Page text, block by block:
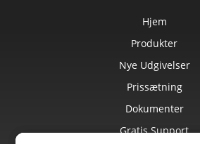
Hjem
Produkter
Nye Udgivelser
Prissætning
Dokumenter
Gratis Support